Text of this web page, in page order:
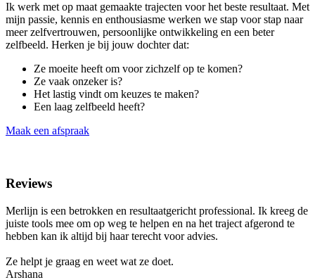
Ik werk met op maat gemaakte trajecten voor het beste resultaat. Met
mijn passie, kennis en enthousiasme werken we stap voor stap naar
meer zelfvertrouwen, persoonlijke ontwikkeling en een beter
zelfbeeld. Herken je bij jouw dochter dat:
Ze moeite heeft om voor zichzelf op te komen?
Ze vaak onzeker is?
Het lastig vindt om keuzes te maken?
Een laag zelfbeeld heeft?
Maak een afspraak
Reviews
Merlijn is een betrokken en resultaatgericht professional. Ik kreeg de
juiste tools mee om op weg te helpen en na het traject afgerond te
hebben kan ik altijd bij haar terecht voor advies.
Ze helpt je graag en weet wat ze doet.
Arshana